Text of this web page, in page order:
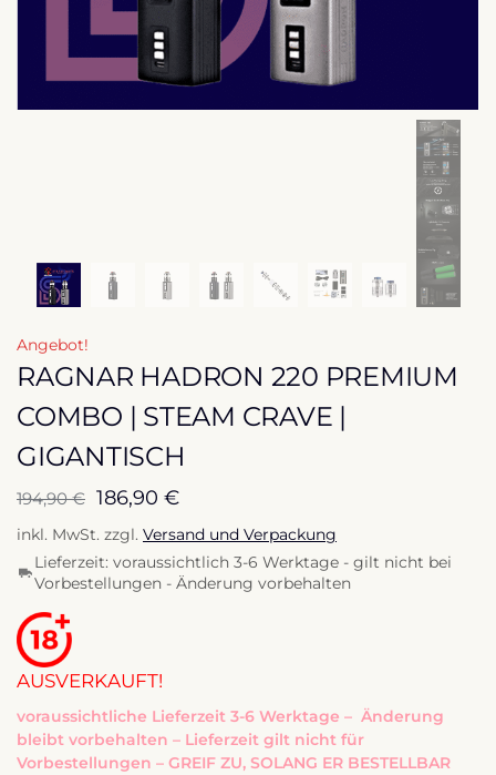
Angebot!
RAGNAR HADRON 220 PREMIUM
COMBO | STEAM CRAVE |
GIGANTISCH
194,90€ 186,90 €
inkl. MwSt. zzgl. Versand und Verpackung
Lieferzeit: voraussichtlich 3-6 Werktage - gilt nicht bei
Vorbestellungen - Änderung vorbehalten
AUSVERKAUFT!
voraussichtliche Lieferzeit 3-6 Werktage – Änderung
bleibt vorbehalten – Lieferzeit gilt nicht für
Vorbestellungen – GREIF ZU, SOLANG ER BESTELLBAR